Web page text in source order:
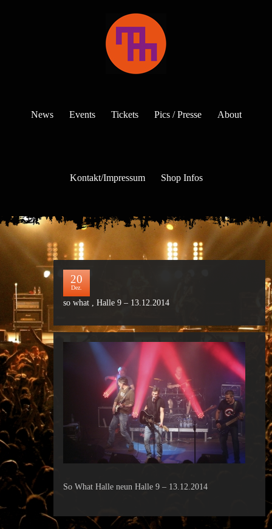
News Events Tickets Pics / Presse About
Kontakt/Impressum Shop Infos
20
Dez.
so what , Halle 9 – 13.12.2014
So What Halle neun Halle 9 – 13.12.2014